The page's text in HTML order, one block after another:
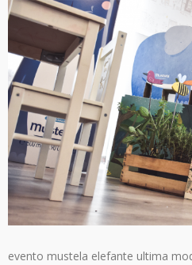
evento mustela elefante ultima